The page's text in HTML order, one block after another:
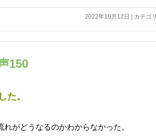
2022年10月12日 | カテゴ
150
た。
がどうなるのかわからなかった。